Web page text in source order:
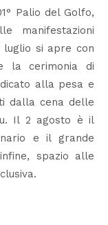
Palio del Golfo,
manifestazioni
luglio si apre con
la cerimonia di
alla pesa e
dalla cena delle
Il 2 agosto è il
e il grande
spazio alle